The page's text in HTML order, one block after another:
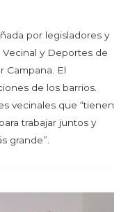
por legisladores y
y Deportes de
Campana. El
de los barrios.
vecinales que “tienen
trabajar juntos y
grande”.